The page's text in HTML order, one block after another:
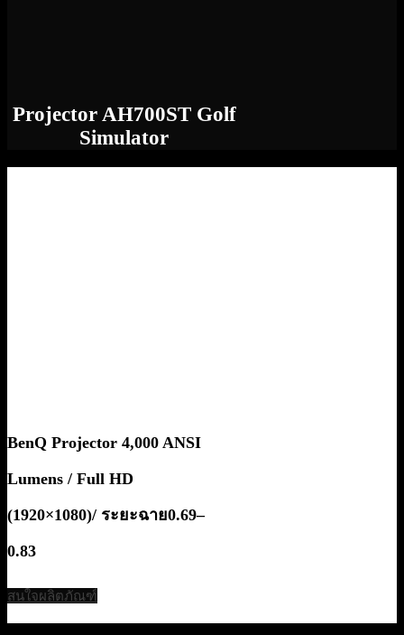
Projector AH700ST Golf
Simulator
BenQ Projector 4,000 ANSI
Lumens / Full HD
(1920×1080)/ ระยะฉาย0.69–
0.83
สนใจผลิตภัณฑ์